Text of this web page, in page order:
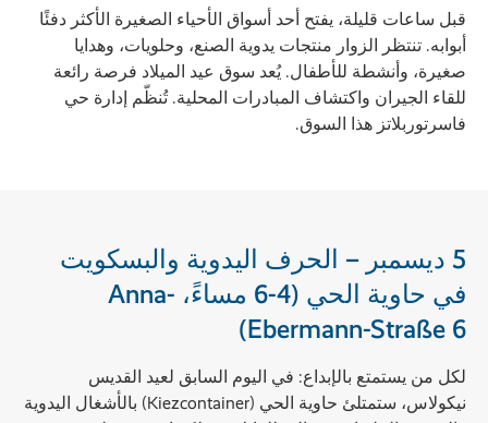
قبل ساعات قليلة، يفتح أحد أسواق الأحياء الصغيرة الأكثر دفئًا
أبوابه. تنتظر الزوار منتجات يدوية الصنع، وحلويات، وهدايا
صغيرة، وأنشطة للأطفال. يُعد سوق عيد الميلاد فرصة رائعة
للقاء الجيران واكتشاف المبادرات المحلية. تُنظّم إدارة حي
فاسرتوربلاتز هذا السوق.
5 ديسمبر – الحرف اليدوية والبسكويت
في حاوية الحي (4-6 مساءً، Anna-
Ebermann-Straße 6)
لكل من يستمتع بالإبداع: في اليوم السابق لعيد القديس
نيكولاس، ستمتلئ حاوية الحي (Kiezcontainer) بالأشغال اليدوية